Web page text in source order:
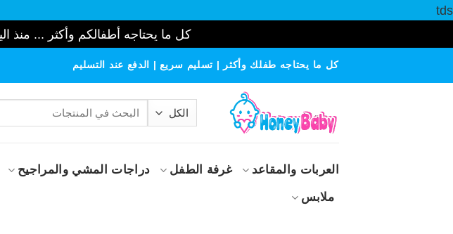
tds
كل ما يحتاجه أطفالكم وأكثر ... منذ
كل ما يحتاجه طفلك وأكثر | تسليم سريع | الدفع عند التسليم
البحث
العربات والمقاعد غرفة الطفل دراجات المشي والمراجيح
ملابس